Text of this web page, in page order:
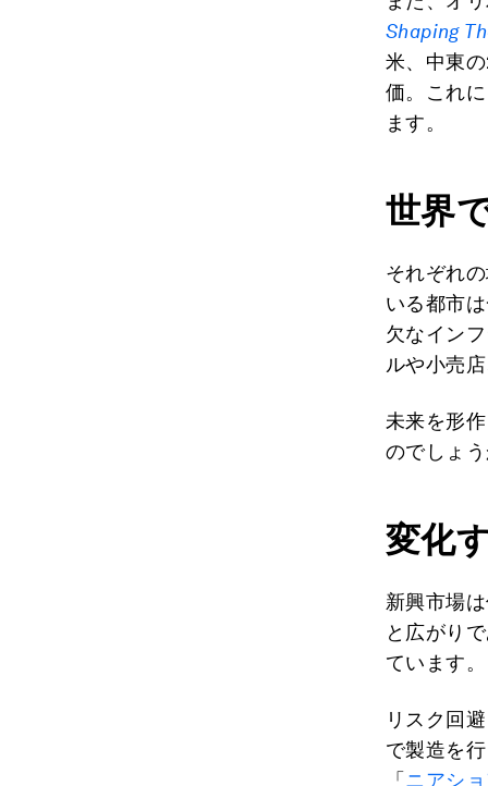
Shaping
米、中東
価。これ
ます。
世界
それぞれ
いる都市
欠なイン
ルや小売
未来を形
のでしょ
変化
新興市場
と広がり
ています。
リスク回
で製造を
「 ニアシ